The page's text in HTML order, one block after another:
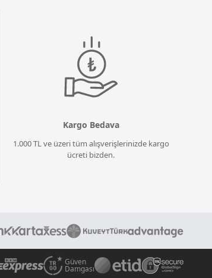
Kargo Bedava
1.000 TL ve üzeri tüm alışverişlerinizde kargo
ücreti bizden.
Güven
Damgası